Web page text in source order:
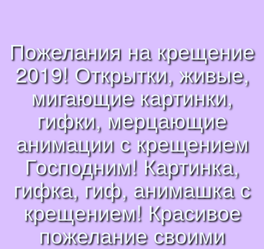
Пожелания на крещение
2019! Открытки, живые,
мигающие картинки,
гифки, мерцающие
анимации с крещением
Господним! Картинка,
гифка, гиф, анимашка с
крещением! Красивое
пожелание своими